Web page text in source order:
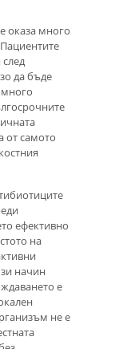
оказа много
да бъде
от самото
ефективно
на
начин
е
не е